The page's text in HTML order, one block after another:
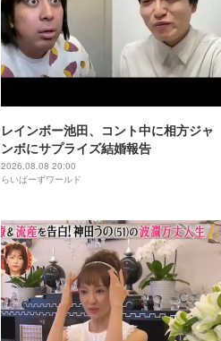
レインボー池田、コント中に相方ジャ
ンボにサプライズ結婚報告
2026.08.08 20:00
らいばーずワールド